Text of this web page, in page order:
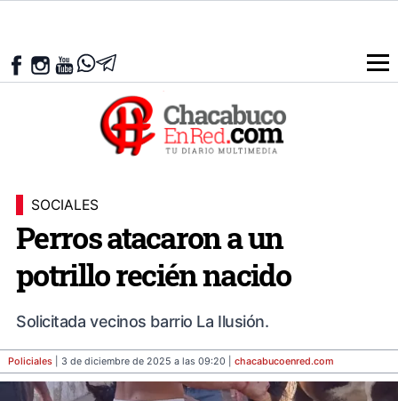
SOCIALES
Perros atacaron a un
potrillo recién nacido
Solicitada vecinos barrio La Ilusión.
Policiales | 3 de diciembre de 2025 a las 09:20 | chacabucoenred.com